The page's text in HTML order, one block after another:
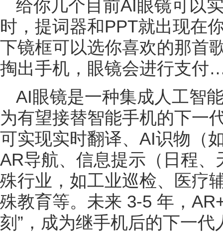
给你几个目前AI眼镜可以
时，提词器和PPT就出现在
下镜框可以选你喜欢的那首
掏出手机，眼镜会进行支
AI眼镜是一种集成人工智
为有望接替智能手机的下一
可实现实时翻译、AI识物（
AR导航、信息提示（日程
殊行业，如工业巡检、医疗
殊教育等。未来 3-5 年，
刻”，成为继手机后的下一